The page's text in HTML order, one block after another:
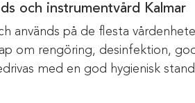
och instrumentvård Kalmar
används på de flesta
om rengöring, desinfektion,
med en god hygienisk